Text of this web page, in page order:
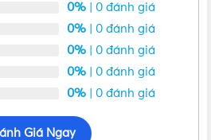
đến 77,3m³/phút, thổi bay không
Nanoco giá rẻtại trang
0% | 0 đánh giá
0% | 0 đánh giá
0% | 0 đánh giá
0% | 0 đánh giá
0% | 0 đánh giá
Giá Ngay